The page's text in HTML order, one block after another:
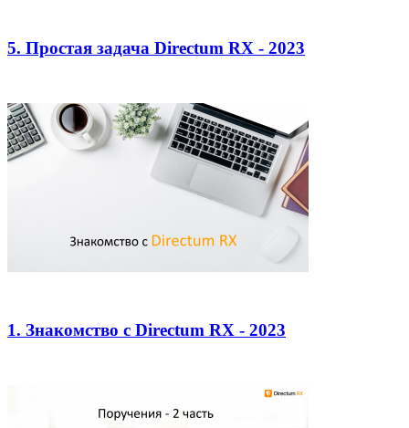
5. Простая задача Directum RX - 2023
1. Знакомство с Directum RX - 2023